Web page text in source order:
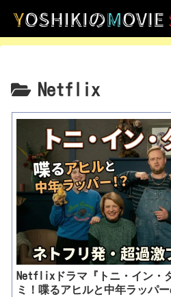
Netflix
Netflixドラマ『トニ・イン・
ミ！喋るアヒルと中年ラッパ